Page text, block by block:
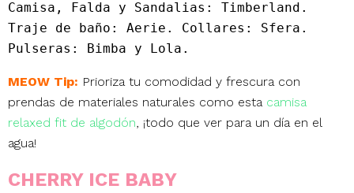
Camisa, Falda y Sandalias: Timberland.
Traje de baño: Aerie. Collares: Sfera.
Pulseras: Bimba y Lola.
MEOW Tip: Prioriza tu comodidad y frescura con
prendas de materiales naturales como esta camisa
relaxed fit de algodón, ¡todo que ver para un día en el
agua!
CHERRY ICE BABY